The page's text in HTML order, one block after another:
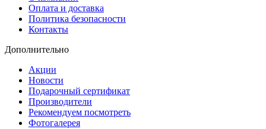
Оплата и доставка
Политика безопасности
Контакты
Дополнительно
Акции
Новости
Подарочный сертификат
Производители
Рекомендуем посмотреть
Фотогалерея